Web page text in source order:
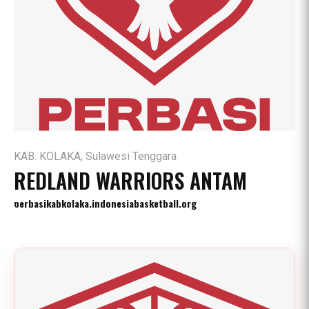
KAB. KOLAKA, Sulawesi Tenggara
REDLAND WARRIORS ANTAM
perbasikabkolaka.indonesiabasketball.org